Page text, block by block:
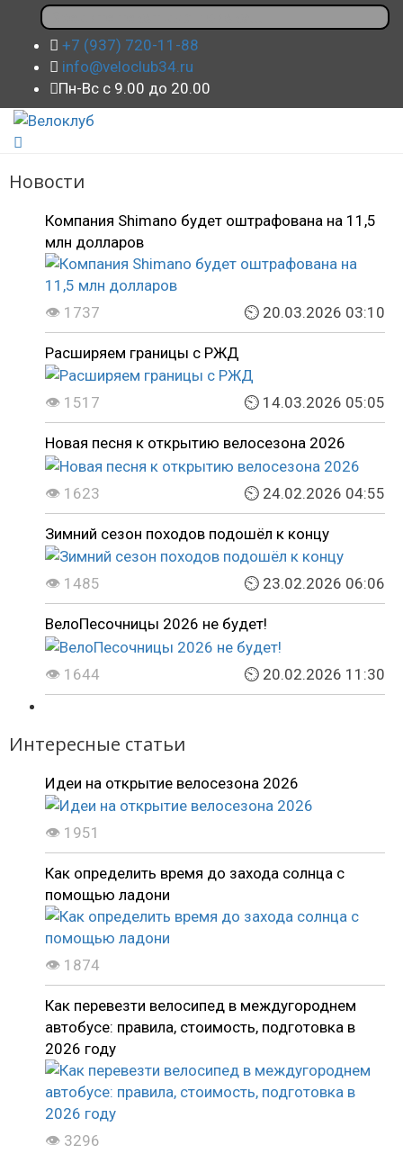
+7 (937) 720-11-88
info@veloclub34.ru
Пн-Вс с 9.00 до 20.00
Новости
Компания Shimano будет оштрафована на 11,5
млн долларов
👁 1737 ⏲ 20.03.2026 03:10
Расширяем границы с РЖД
👁 1517 ⏲ 14.03.2026 05:05
Новая песня к открытию велосезона 2026
👁 1623 ⏲ 24.02.2026 04:55
Зимний сезон походов подошёл к концу
👁 1485 ⏲ 23.02.2026 06:06
ВелоПесочницы 2026 не будет!
👁 1644 ⏲ 20.02.2026 11:30
Интересные статьи
Идеи на открытие велосезона 2026
👁 1951
Как определить время до захода солнца с
помощью ладони
👁 1874
Как перевезти велосипед в междугороднем
автобусе: правила, стоимость, подготовка в
2026 году
👁 3296